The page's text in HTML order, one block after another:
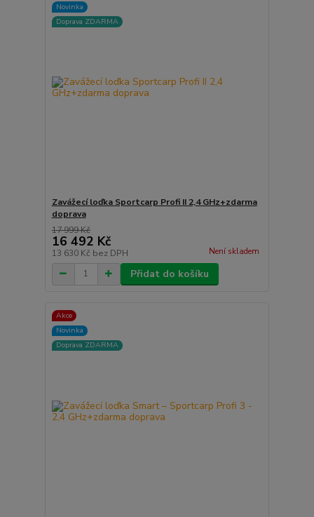
Novinka
Doprava ZDARMA
Zavážecí loďka Sportcarp Profi II 2,4 GHz+zdarma
doprava
17 999 Kč
16 492 Kč
13 630 Kč bez DPH Není skladem
Přidat do košíku
Akce
Novinka
Doprava ZDARMA